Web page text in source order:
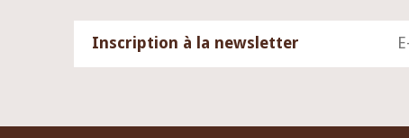
Inscription à la newsletter